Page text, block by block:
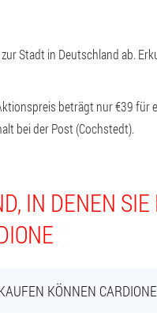
Stadt in Deutschland ab.
beträgt nur €39 für
bei der Post (Cochstedt).
IN DENEN SIE
KÖNNEN CARDIONE